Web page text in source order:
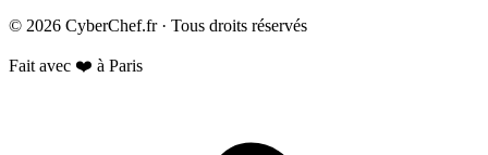
© 2026 CyberChef.fr · Tous droits réservés
Fait avec ❤️ à Paris